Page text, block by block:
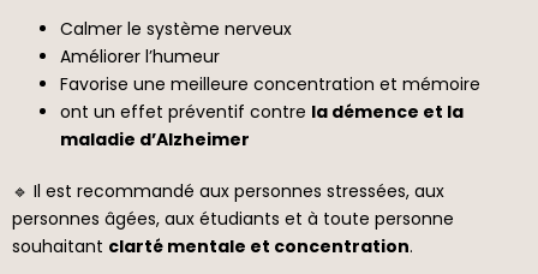
Calmer le système nerveux
Améliorer l’humeur
Favorise une meilleure concentration et mémoire
ont un effet préventif contre la démence et la
maladie d’Alzheimer
🔹 Il est recommandé aux personnes stressées, aux
personnes âgées, aux étudiants et à toute personne
souhaitant clarté mentale et concentration.